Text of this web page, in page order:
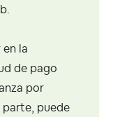
en la
de pago
por
parte, puede